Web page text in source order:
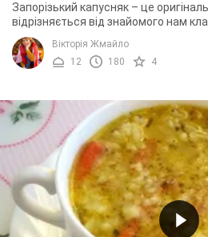
Запорізький капусняк – це
відрізняється від знайомого нам
перше, для приготування цього супу
Вікторія Жмайло
12
180 4